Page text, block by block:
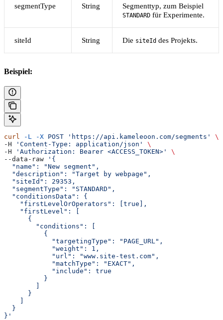
segmentType String Segmenttyp, zum Beispiel
STANDARD für Experimente.
siteId String Die siteId des Projekts.
Beispiel:
curl -L -X POST 'https://api.kameleoon.com/segments'
\
-H
'Content-Type: application/json'
\
-H
'Authorization: Bearer <ACCESS_TOKEN>'
\
--data-raw
'{
  "name": "New segment",
  "description": "Target by webpage",
  "siteId": 29353,
  "segmentType": "STANDARD",
  "conditionsData": {
    "firstLevelOrOperators": [true],
    "firstLevel": [
      {
        "conditions": [
          {
            "targetingType": "PAGE_URL",
            "weight": 1,
            "url": "www.site-test.com",
            "matchType": "EXACT",
            "include": true
          }
        ]
      }
    ]
  }
}'